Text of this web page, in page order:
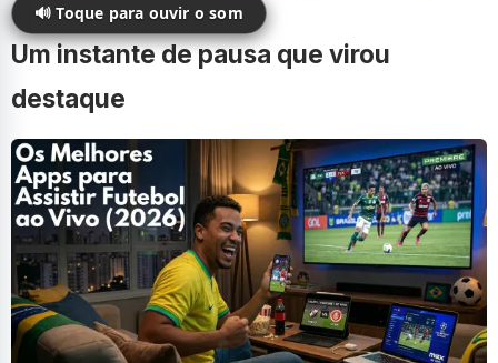
🔊 Toque para ouvir o som
Um instante de pausa que virou
destaque